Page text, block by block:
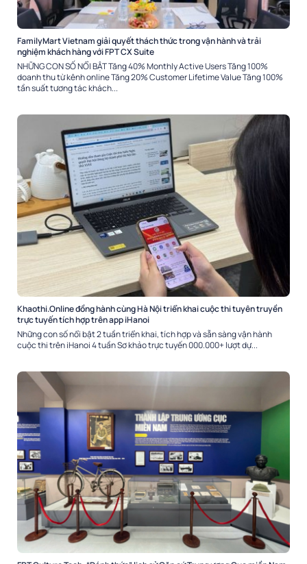
FamilyMart Vietnam giải quyết thách thức trong vận hành và trải
nghiệm khách hàng với FPT CX Suite
NHỮNG CON SỐ NỔI BẬT Tăng 40% Monthly Active Users Tăng 100%
doanh thu từ kênh online Tăng 20% Customer Lifetime Value Tăng 100%
tần suất tương tác khách...
Khaothi.Online đồng hành cùng Hà Nội triển khai cuộc thi tuyên truyền
trực tuyến tích hợp trên app iHanoi
Những con số nổi bật 2 tuần triển khai, tích hợp và sẵn sàng vận hành
cuộc thi trên iHanoi 4 tuần Sơ khảo trực tuyến 000.000+ lượt dự...